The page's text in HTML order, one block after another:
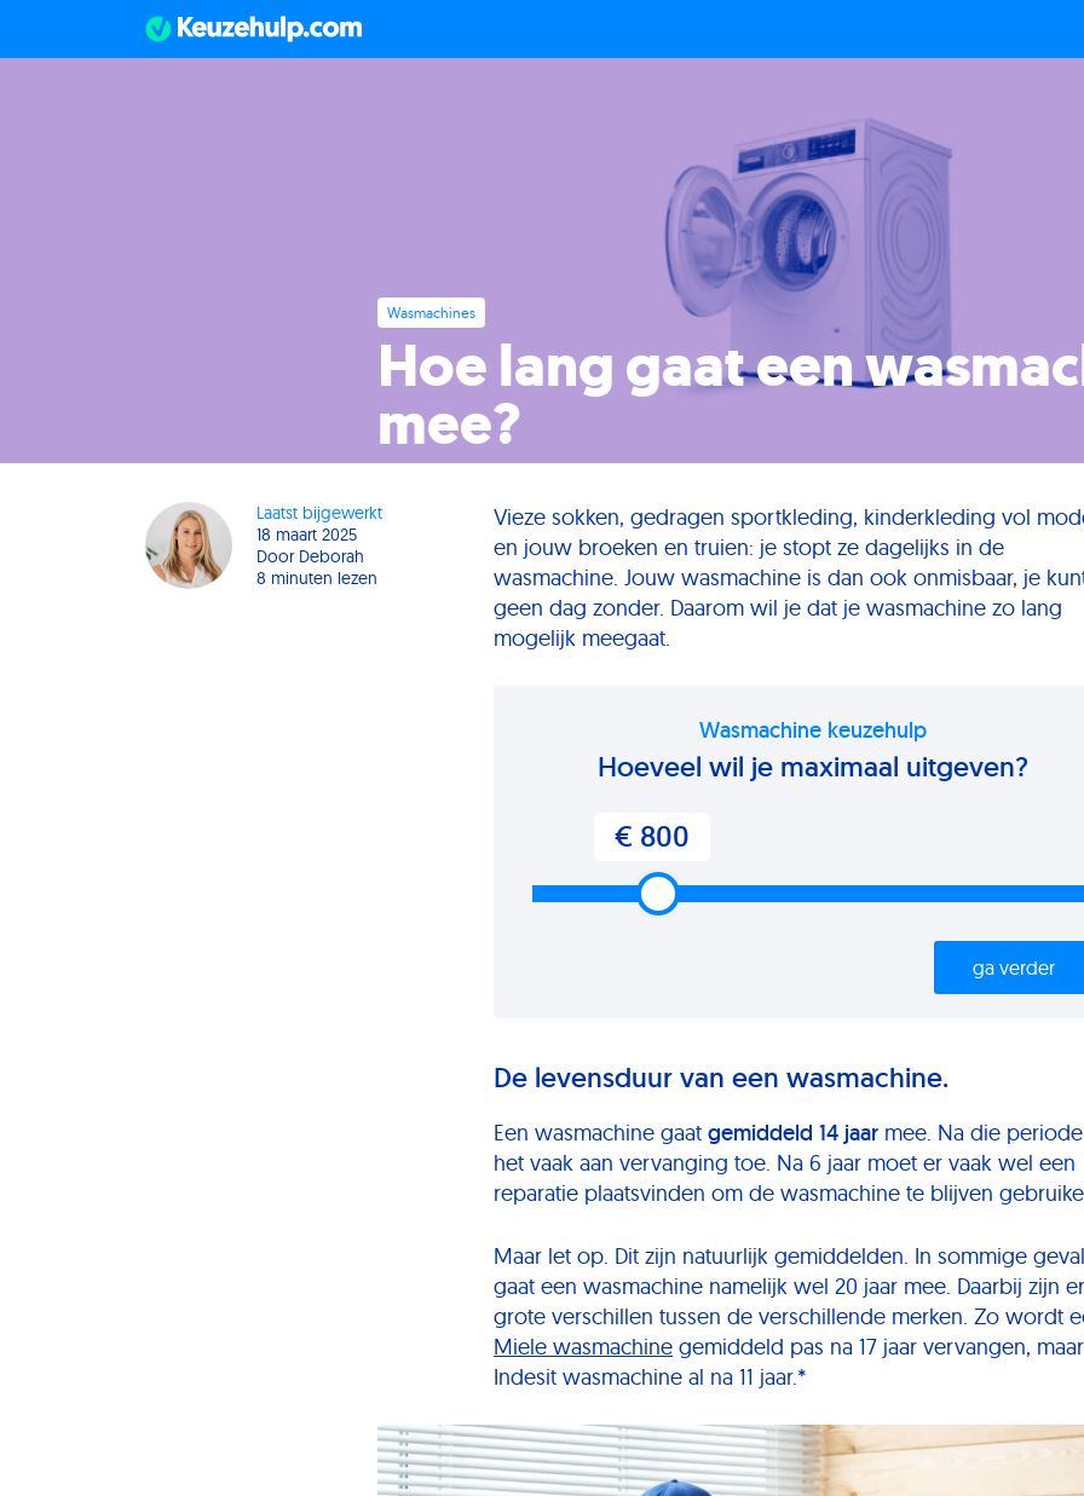
Wasmachines
Hoe lang gaat een
mee?
Laatst bijgewerkt
18 maart 2025
Door Deborah
8 minuten lezen
Vieze sokken, gedragen sportkleding, kinderkleding vol
en jouw broeken en truien: je stopt ze dagelijks in de
wasmachine. Jouw wasmachine is dan ook onmisbaar, je
geen dag zonder. Daarom wil je dat je wasmachine zo lang
mogelijk meegaat.
Wasmachine keuzehulp
Hoeveel wil je maximaal uitgeven?
€ 800
ga verder
De levensduur van een wasmachine.
Een wasmachine gaat gemiddeld 14 jaar mee. Na die
het vaak aan vervanging toe. Na 6 jaar moet er vaak wel een
reparatie plaatsvinden om de wasmachine te blijven
Maar let op. Dit zijn natuurlijk gemiddelden. In sommige
gaat een wasmachine namelijk wel 20 jaar mee. Daarbij zijn er
grote verschillen tussen de verschillende merken. Zo wordt
Miele wasmachine gemiddeld pas na 17 jaar vervangen,
Indesit wasmachine al na 11 jaar.*